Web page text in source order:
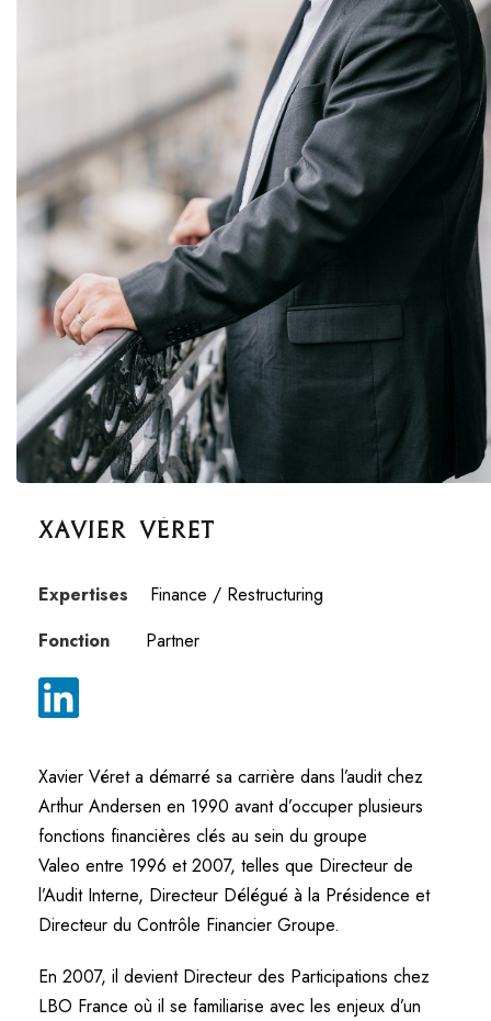
Xavier Véret
Expertises
Finance / Restructuring
Fonction
Partner
Xavier Véret a démarré sa carrière dans l’audit chez
Arthur Andersen en 1990 avant d’occuper plusieurs
fonctions financières clés au sein du groupe
Valeo entre 1996 et 2007, telles que Directeur de
l’Audit Interne, Directeur Délégué à la Présidence et
Directeur du Contrôle Financier Groupe.
En 2007, il devient Directeur des Participations chez
LBO France où il se familiarise avec les enjeux d’un